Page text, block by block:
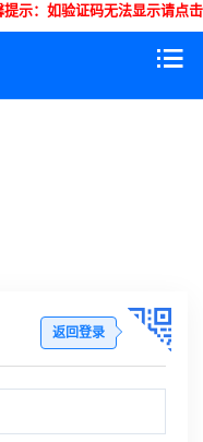
提示：如验证码无法显示请点
返回登录